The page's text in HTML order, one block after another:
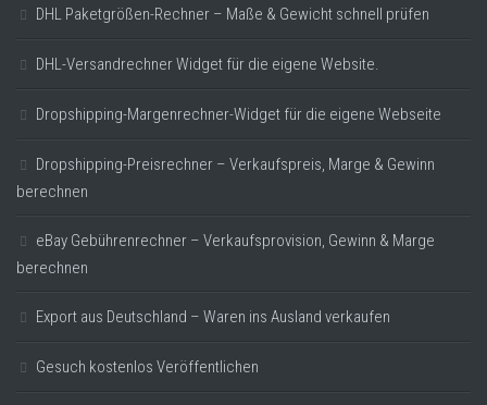
DHL Paketgrößen-Rechner – Maße & Gewicht schnell prüfen
DHL-Versandrechner Widget für die eigene Website.
Dropshipping-Margenrechner-Widget für die eigene Webseite
Dropshipping-Preisrechner – Verkaufspreis, Marge & Gewinn
berechnen
eBay Gebührenrechner – Verkaufsprovision, Gewinn & Marge
berechnen
Export aus Deutschland – Waren ins Ausland verkaufen
Gesuch kostenlos Veröffentlichen